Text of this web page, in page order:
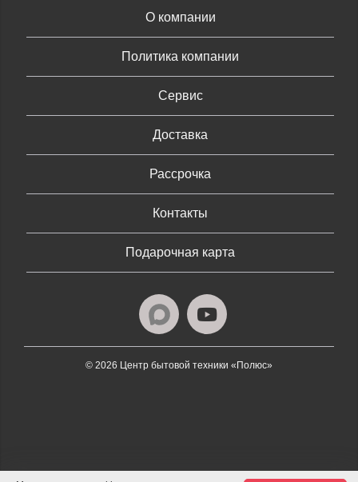
О компании
Политика компании
Сервис
Доставка
Рассрочка
Контакты
Подарочная карта
© 2026 Центр бытовой техники «Полюс»